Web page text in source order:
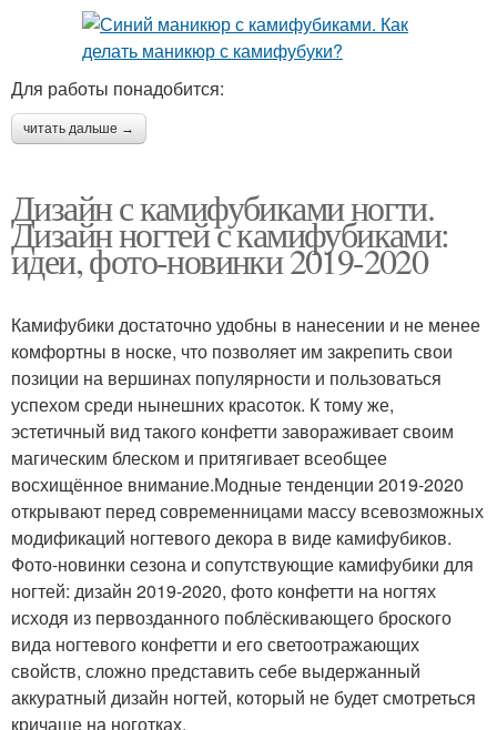
Для работы понадобится:
читать дальше →
Дизайн с камифубиками ногти.
Дизайн ногтей с камифубиками:
идеи, фото-новинки 2019-2020
Камифубики достаточно удобны в нанесении и не менее
комфортны в носке, что позволяет им закрепить свои
позиции на вершинах популярности и пользоваться
успехом среди нынешних красоток. К тому же,
эстетичный вид такого конфетти завораживает своим
магическим блеском и притягивает всеобщее
восхищённое внимание.Модные тенденции 2019-2020
открывают перед современницами массу всевозможных
модификаций ногтевого декора в виде камифубиков.
Фото-новинки сезона и сопутствующие камифубики для
ногтей: дизайн 2019-2020, фото конфетти на ногтях
исходя из первозданного поблёскивающего броского
вида ногтевого конфетти и его светоотражающих
свойств, сложно представить себе выдержанный
аккуратный дизайн ногтей, который не будет смотреться
кричаще на ноготках.